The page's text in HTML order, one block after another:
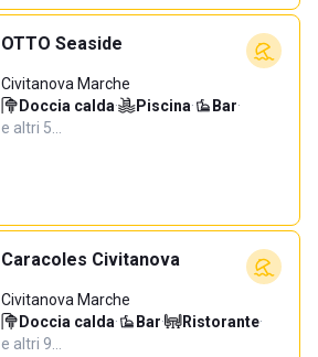
OTTO Seaside
Civitanova Marche
Doccia calda· Piscina· Bar·
e altri 5…
Caracoles Civitanova
Civitanova Marche
Doccia calda· Bar· Ristorante·
e altri 9…